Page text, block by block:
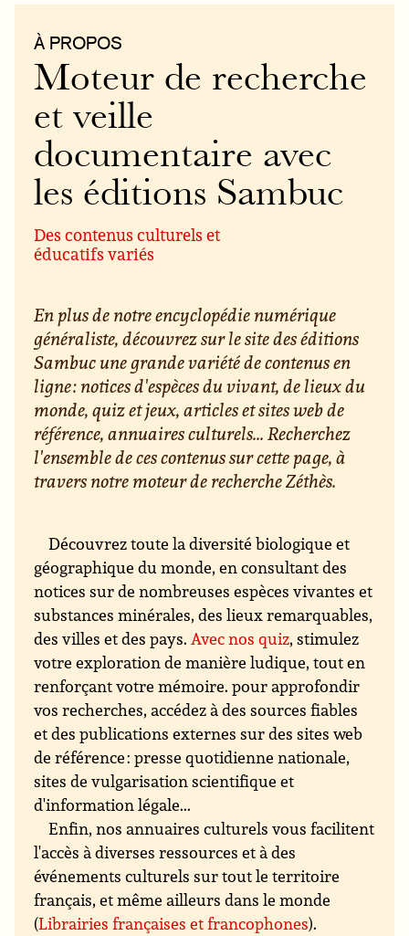
À PROPOS
Moteur de recherche
et veille
documentaire avec
les éditions Sambuc
Des contenus culturels et
éducatifs variés
En plus de notre encyclopédie numérique
généraliste, découvrez sur le site des éditions
Sambuc une grande variété de contenus en
ligne : notices d'espèces du vivant, de lieux du
monde, quiz et jeux, articles et sites web de
référence, annuaires culturels... Recherchez
l'ensemble de ces contenus sur cette page, à
travers notre moteur de recherche Zéthès.
Découvrez toute la diversité biologique et
géographique du monde, en consultant des
notices sur de nombreuses espèces vivantes et
substances minérales, des lieux remarquables,
des villes et des pays.Avec nos quiz, stimulez
votre exploration de manière ludique, tout en
renforçant votre mémoire. pour approfondir
vos recherches, accédez à des sources fiables
et des publications externes sur des sites web
de référence : presse quotidienne nationale,
sites de vulgarisation scientifique et
d'information légale...
Enfin, nos annuaires culturels vous facilitent
l'accès à diverses ressources et à des
événements culturels sur tout le territoire
français, et même ailleurs dans le monde
(Librairies françaises et francophones).